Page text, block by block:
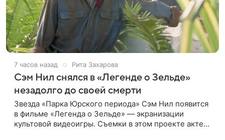
7 часов назад Рита Захарова
Сэм Нил снялся в «Легенде о Зельде»
незадолго до своей смерти
Звезда «Парка Юрского периода» Сэм Нил появится
в фильме «Легенда о Зельде» — экранизации
культовой видеоигры. Съемки в этом проекте актер